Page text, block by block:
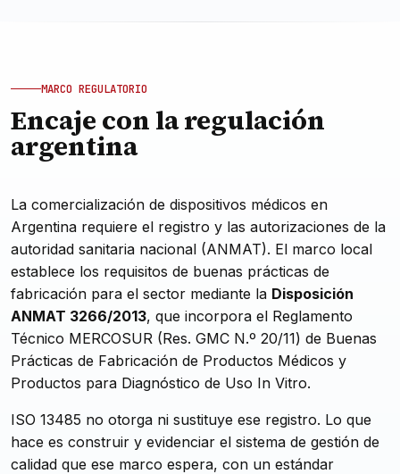
MARCO REGULATORIO
Encaje con la regulación
argentina
La comercialización de dispositivos médicos en
Argentina requiere el registro y las autorizaciones de la
autoridad sanitaria nacional (ANMAT). El marco local
establece los requisitos de buenas prácticas de
fabricación para el sector mediante la Disposición
ANMAT 3266/2013, que incorpora el Reglamento
Técnico MERCOSUR (Res. GMC N.º 20/11) de Buenas
Prácticas de Fabricación de Productos Médicos y
Productos para Diagnóstico de Uso In Vitro.
ISO 13485 no otorga ni sustituye ese registro. Lo que
hace es construir y evidenciar el sistema de gestión de
calidad que ese marco espera, con un estándar